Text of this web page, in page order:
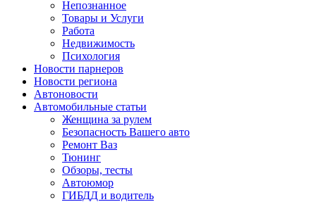
Непознанное
Товары и Услуги
Работа
Недвижимость
Психология
Новости парнеров
Новости региона
Автоновости
Автомобильные статьи
Женщина за рулем
Безопасность Вашего авто
Ремонт Ваз
Тюнинг
Обзоры, тесты
Автоюмор
ГИБДД и водитель